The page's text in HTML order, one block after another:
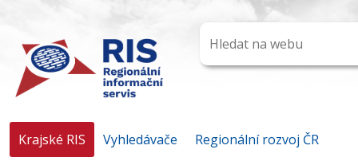
Krajské RIS Vyhledávače
Regionální rozvoj ČR